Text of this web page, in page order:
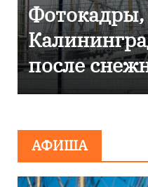
сообщения
АФИША